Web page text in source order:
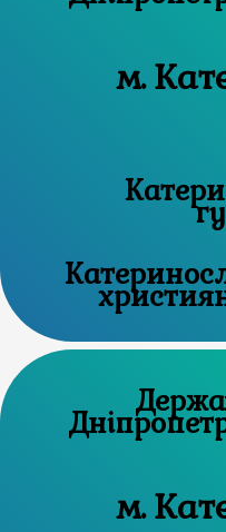
м.
м.